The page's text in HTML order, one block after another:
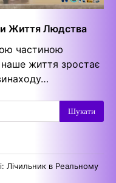
Життя Людства
частиною
наше життя зростає
Лічильник в Реальному